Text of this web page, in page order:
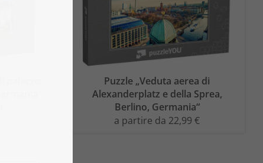
Puzzle „Veduta aerea di
Alexanderplatz e della Sprea,
Berlino, Germania“
a partire da 22,99 €